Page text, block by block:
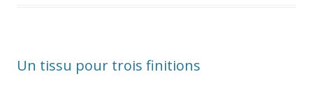
Un tissu pour trois finitions